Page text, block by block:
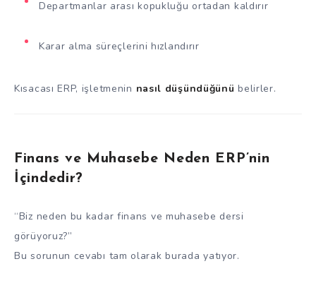
Departmanlar arası kopukluğu ortadan kaldırır
Karar alma süreçlerini hızlandırır
Kısacası ERP, işletmenin nasıl düşündüğünü belirler.
Finans ve Muhasebe Neden ERP’nin
İçindedir?
“Biz neden bu kadar finans ve muhasebe dersi
görüyoruz?”
Bu sorunun cevabı tam olarak burada yatıyor.